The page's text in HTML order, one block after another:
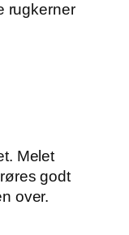
rugkerner
Melet
godt
over.